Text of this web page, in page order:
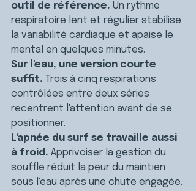
outil de référence. Un rythme
respiratoire lent et régulier stabilise
la variabilité cardiaque et apaise le
mental en quelques minutes.
Sur l'eau, une version courte
suffit. Trois à cinq respirations
contrôlées entre deux séries
recentrent l'attention avant de se
positionner.
L'apnée du surf se travaille aussi
à froid. Apprivoiser la gestion du
souffle réduit la peur du maintien
sous l'eau après une chute engagée.